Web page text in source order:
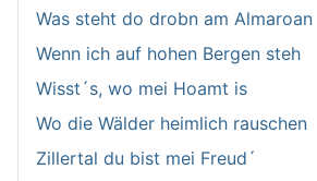
Was steht do drobn am Almaroan
Wenn ich auf hohen Bergen steh
Wisst´s, wo mei Hoamt is
Wo die Wälder heimlich rauschen
Zillertal du bist mei Freud´